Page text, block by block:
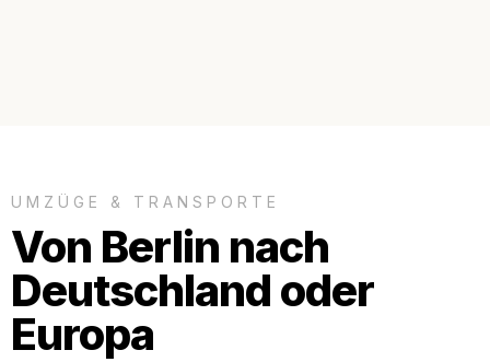
UMZÜGE & TRANSPORTE
Von Berlin nach
Deutschland oder
Europa